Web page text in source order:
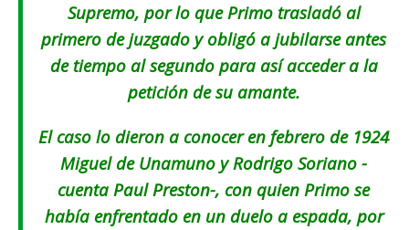
Supremo, por lo que Primo trasladó al
primero de juzgado y obligó a jubilarse antes
de tiempo al segundo para así acceder a la
petición de su amante.
El caso lo dieron a conocer en febrero de 1924
Miguel de Unamuno y Rodrigo Soriano -
cuenta Paul Preston-, con quien Primo se
había enfrentado en un duelo a espada, por